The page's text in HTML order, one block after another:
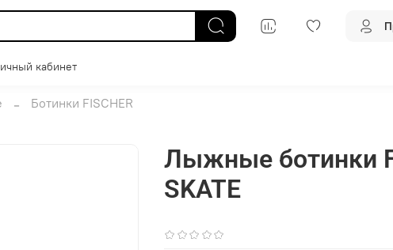
кабинет
Ботинки FISCHER
Лыжные ботинки
SKATE